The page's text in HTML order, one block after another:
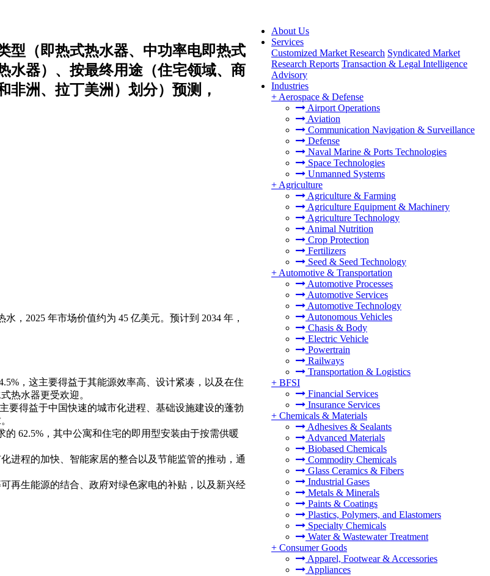
About Us
Services
Customized Market Research Syndicated Market
Research Reports Transaction & Legal Intelligence
Advisory
Industries
+ Aerospace & Defense
Airport Operations
Aviation
Communication Navigation & Surveillance
Defense
Naval Marine & Ports Technologies
Space Technologies
Unmanned Systems
+ Agriculture
Agriculture & Farming
Agriculture Equipment & Machinery
Agriculture Technology
Animal Nutrition
Crop Protection
Fertilizers
Seed & Seed Technology
+ Automotive & Transportation
Automotive Processes
Automotive Services
Automotive Technology
Autonomous Vehicles
Chasis & Body
Electric Vehicle
Powertrain
Railways
Transportation & Logistics
+ BFSI
Financial Services
Insurance Services
+ Chemicals & Materials
Adhesives & Sealants
Advanced Materials
Biobased Chemicals
Commodity Chemicals
Glass Ceramics & Fibers
Industrial Gases
Metals & Minerals
Paints & Coatings
Plastics, Polymers, and Elastomers
Specialty Chemicals
Water & Wastewater Treatment
+ Consumer Goods
Apparel, Footwear & Accessories
Appliances
型（即热式热水器、中功率电即热式
水器）、按最终用途（住宅领域、商
洲、拉丁美洲）划分）预测，
，2025 年市场价值约为 45 亿美元。预计到 2034 年，
，这主要得益于其能源效率高、设计紧凑，以及在住
热水器更受欢迎。
要得益于中国快速的城市化进程、基础设施建设的蓬勃
62.5%，其中公寓和住宅的即用型安装由于按需供暖
进程的加快、智能家居的整合以及节能监管的推动，通
再生能源的结合、政府对绿色家电的补贴，以及新兴经